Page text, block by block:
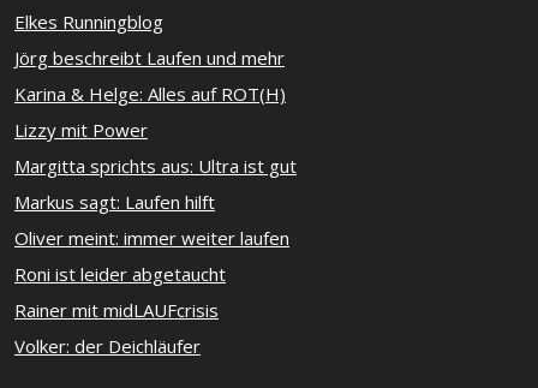
Elkes Runningblog
Jörg beschreibt Laufen und mehr
Karina & Helge: Alles auf ROT(H)
Lizzy mit Power
Margitta sprichts aus: Ultra ist gut
Markus sagt: Laufen hilft
Oliver meint: immer weiter laufen
Roni ist leider abgetaucht
Rainer mit midLAUFcrisis
Volker: der Deichläufer